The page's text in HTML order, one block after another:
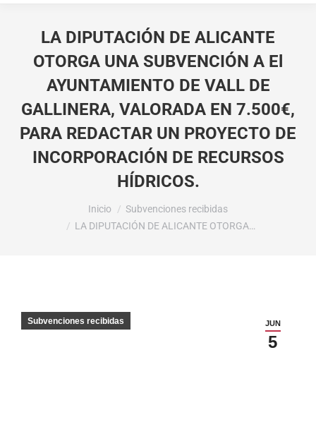
LA DIPUTACIÓN DE ALICANTE
OTORGA UNA SUBVENCIÓN A El
AYUNTAMIENTO DE VALL DE
GALLINERA, VALORADA EN 7.500€,
PARA REDACTAR UN PROYECTO DE
INCORPORACIÓN DE RECURSOS
HÍDRICOS.
Inicio
Subvenciones recibidas
LA DIPUTACIÓN DE ALICANTE OTORGA…
JUN
5
Subvenciones recibidas